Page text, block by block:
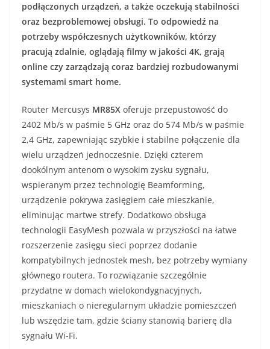
podłączonych urządzeń, a także oczekują stabilności
oraz bezproblemowej obsługi. To odpowiedź na
potrzeby współczesnych użytkowników, którzy
pracują zdalnie, oglądają filmy w jakości 4K, grają
online czy zarządzają coraz bardziej rozbudowanymi
systemami smart home.
Router Mercusys MR85X oferuje przepustowość do
2402 Mb/s w paśmie 5 GHz oraz do 574 Mb/s w paśmie
2,4 GHz, zapewniając szybkie i stabilne połączenie dla
wielu urządzeń jednocześnie. Dzięki czterem
dookólnym antenom o wysokim zysku sygnału,
wspieranym przez technologię Beamforming,
urządzenie pokrywa zasięgiem całe mieszkanie,
eliminując martwe strefy. Dodatkowo obsługa
technologii EasyMesh pozwala w przyszłości na łatwe
rozszerzenie zasięgu sieci poprzez dodanie
kompatybilnych jednostek mesh, bez potrzeby wymiany
głównego routera. To rozwiązanie szczególnie
przydatne w domach wielokondygnacyjnych,
mieszkaniach o nieregularnym układzie pomieszczeń
lub wszędzie tam, gdzie ściany stanowią barierę dla
sygnału Wi-Fi.